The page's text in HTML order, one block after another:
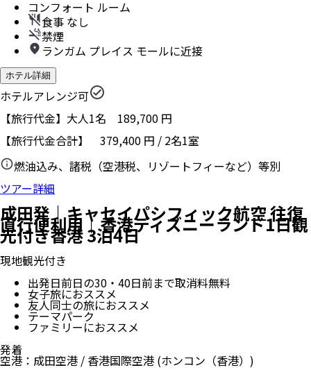
コンフォート ルーム
食事 なし
禁煙
ランガム プレイス モールに近接
ホテル詳細
ホテルアレンジ可
【旅行代金】大人1名 189,700 円
【旅行代金合計】 379,400 円 / 2名1室
燃油込み、諸税（空港税、リゾートフィーなど）等別
ツアー詳細
成田発｜キャセイパシフィック航空 往復
直行便利用｜香港ディズニーランド1日観
光付き香港 3泊4日
現地観光付き
出発日前日の30・40日前まで取消料無料
女子旅におススメ
友人同士の旅におススメ
テーマパーク
ファミリーにおススメ
発着
空港 ： 成田空港 / 香港国際空港 (ホンコン（香港）)